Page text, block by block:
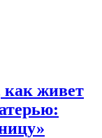
как живет